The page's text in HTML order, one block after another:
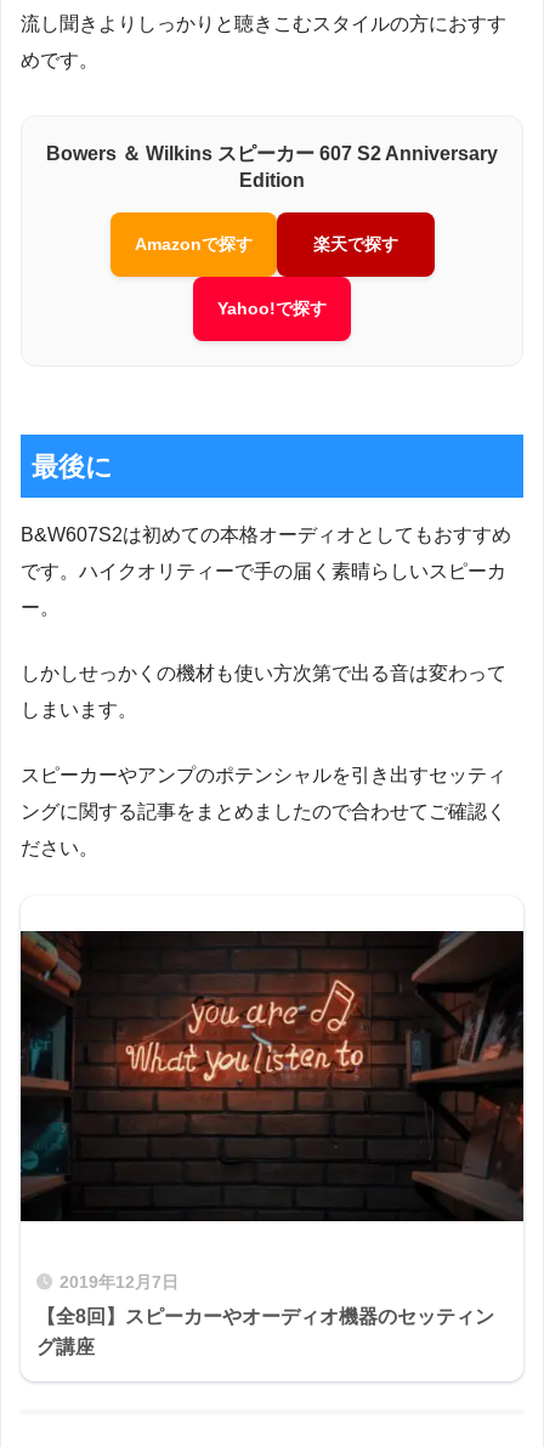
流し聞きよりしっかりと聴きこむスタイルの方におすす
めです。
Bowers ＆ Wilkins スピーカー 607 S2 Anniversary
Edition
Amazonで探す 楽天で探す
Yahoo!で探す
最後に
B&W607S2は初めての本格オーディオとしてもおすすめ
です。ハイクオリティーで手の届く素晴らしいスピーカ
ー。
しかしせっかくの機材も使い方次第で出る音は変わって
しまいます。
スピーカーやアンプのポテンシャルを引き出すセッティ
ングに関する記事をまとめましたので合わせてご確認く
ださい。
2019年12月7日
【全8回】スピーカーやオーディオ機器のセッティン
グ講座